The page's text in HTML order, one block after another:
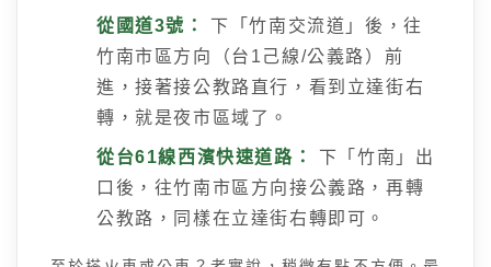
從國道3號：
下「竹南交流道」後，往
竹南市區方向（台1己線/公義路）前
進，接著接公教路直行，看到立達街右
轉，就是夜市區域了。
從台61線西濱快速道路：
下「竹南」出
口後，往竹南市區方向接公義路，再轉
公教路，同樣在立達街右轉即可。